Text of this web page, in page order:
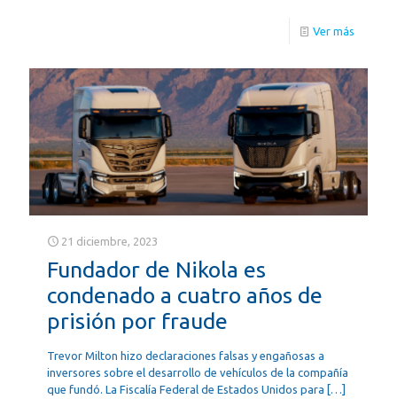
Ver más
21 diciembre, 2023
Fundador de Nikola es
condenado a cuatro años de
prisión por fraude
Trevor Milton hizo declaraciones falsas y engañosas a
inversores sobre el desarrollo de vehículos de la compañía
que fundó. La Fiscalía Federal de Estados Unidos para […]